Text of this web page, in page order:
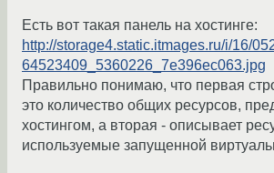
Есть вот такая панель на хостинге:
http://storage4.static.itmages.ru/i/16/
64523409_5360226_7e396ec063.jpg
Правильно понимаю, что первая
это количество общих ресурсов,
хостингом, а вторая - описывает
используемые запущенной